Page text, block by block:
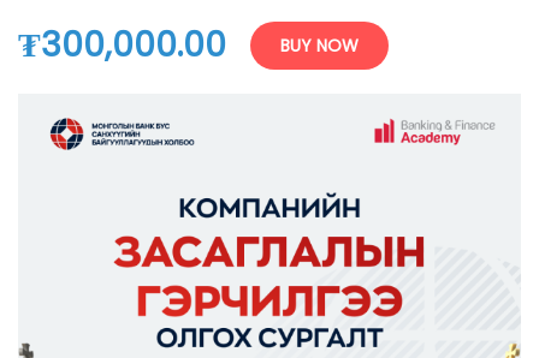
₮300,000.00 BUY NOW